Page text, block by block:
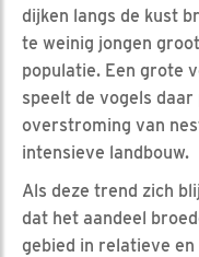
dijken langs de kust
te weinig jongen
populatie. Een grote
speelt de vogels
overstroming van
intensieve landbouw.
Als deze trend zich
dat het aandeel
gebied in relatieve